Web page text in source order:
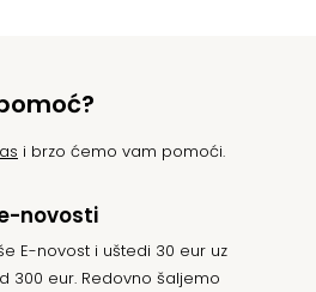
i brzo ćemo vam pomoći.
novosti
E-novost i uštedi 30 eur uz
300 eur. Redovno šaljemo